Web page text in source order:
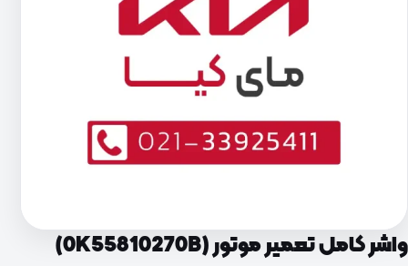
واشر کامل تعمیر موتور (0K55810270B)